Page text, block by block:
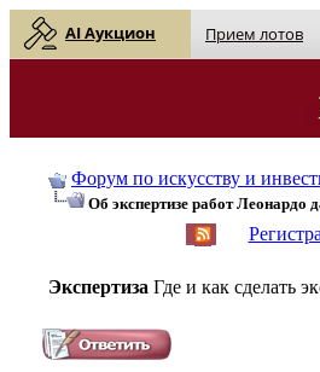
AI Аукцион Прием лотов
Форум по искусству и
Об экспертизе работ Леонардо
Экспертиза Где и как сделать